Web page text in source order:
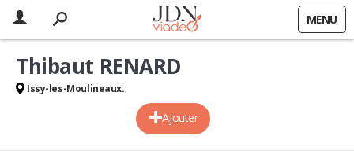
MENU
Ajouter
Thibaut RENARD
Issy-les-Moulineaux.